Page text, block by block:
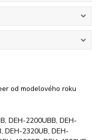
od modelového roku
DEH-2200UBB, DEH-
DEH-2320UB, DEH-